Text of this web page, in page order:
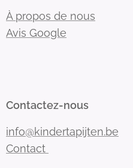
À propos de nous
Avis Google
Contactez-nous
info@kindertapijten.be
Contact